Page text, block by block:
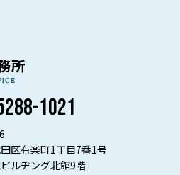
1021
区有楽町1丁目7番1号
ルヂング北館9階